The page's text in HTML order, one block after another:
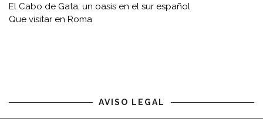
El Cabo de Gata, un oasis en el sur español
Que visitar en Roma
AVISO LEGAL